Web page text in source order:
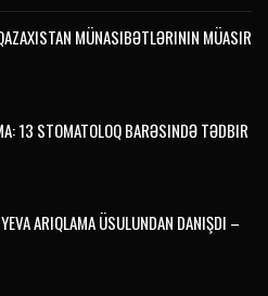
MÜNASIBƏTLƏRININ MÜASIR
13 STOMATOLOQ BARƏSINDƏ TƏDBIR
ARIQLAMA ÜSULUNDAN DANIŞDI –